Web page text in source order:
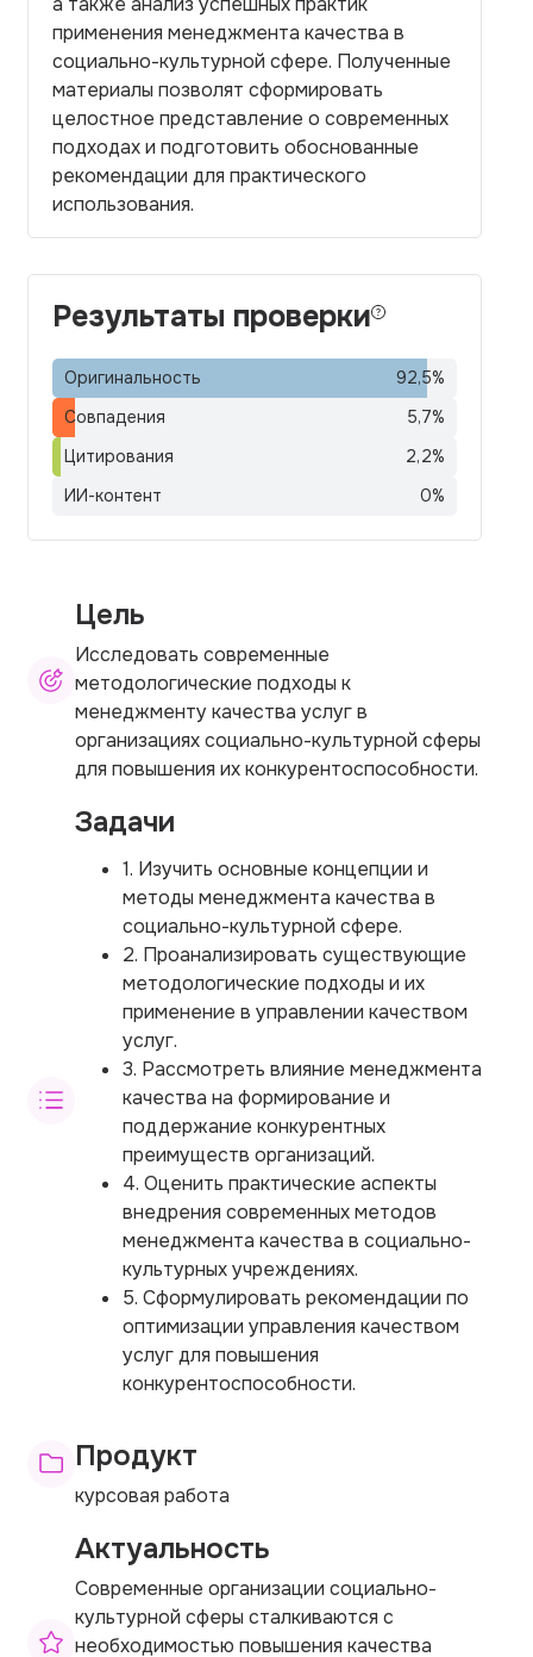
применения менеджмента качества в
социально-культурной сфере. Полученные
материалы позволят сформировать
целостное представление о современных
подходах и подготовить обоснованные
рекомендации для практического
использования.
Результаты проверки
Оригинальность 92,5%
Совпадения
5,7%
Цитирования
2,2%
ИИ-контент
0%
Цель
Исследовать современные
методологические подходы к
менеджменту качества услуг в
организациях социально-культурной сферы
для повышения их конкурентоспособности.
Задачи
1. Изучить основные концепции и
методы менеджмента качества в
социально-культурной сфере.
2. Проанализировать существующие
методологические подходы и их
применение в управлении качеством
услуг.
3. Рассмотреть влияние менеджмента
качества на формирование и
поддержание конкурентных
преимуществ организаций.
4. Оценить практические аспекты
внедрения современных методов
менеджмента качества в социально-
культурных учреждениях.
5. Сформулировать рекомендации по
оптимизации управления качеством
услуг для повышения
конкурентоспособности.
Продукт
курсовая работа
Актуальность
Современные организации социально-
культурной сферы сталкиваются с
необходимостью повышения качества